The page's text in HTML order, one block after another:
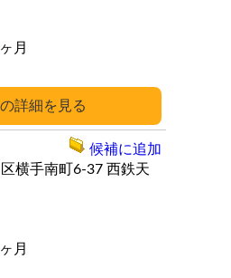
詳細
ヶ月
区横手南町6-37 西鉄天
ヶ月
候補に追加